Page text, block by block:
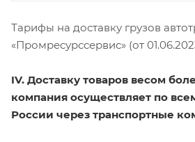
Тарифы на доставку грузов
«Промресурссервис» (от
IV. Доставку товаров весом
компания осуществляет по
России через транспортные